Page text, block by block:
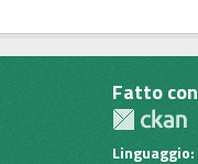
Fatto con
Linguaggio